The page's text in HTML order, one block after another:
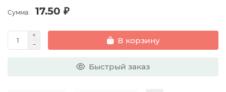
Сумма: 17.50 ₽
В корзину
Быстрый заказ